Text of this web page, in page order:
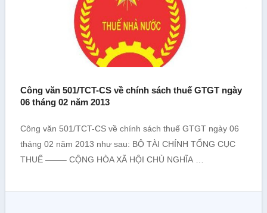
Công văn 501/TCT-CS về chính sách thuế GTGT ngày
06 tháng 02 năm 2013
Công văn 501/TCT-CS về chính sách thuế GTGT ngày 06
tháng 02 năm 2013 như sau: BỘ TÀI CHÍNH TỔNG CỤC
THUẾ ——– CỘNG HÒA XÃ HỘI CHỦ NGHĨA …